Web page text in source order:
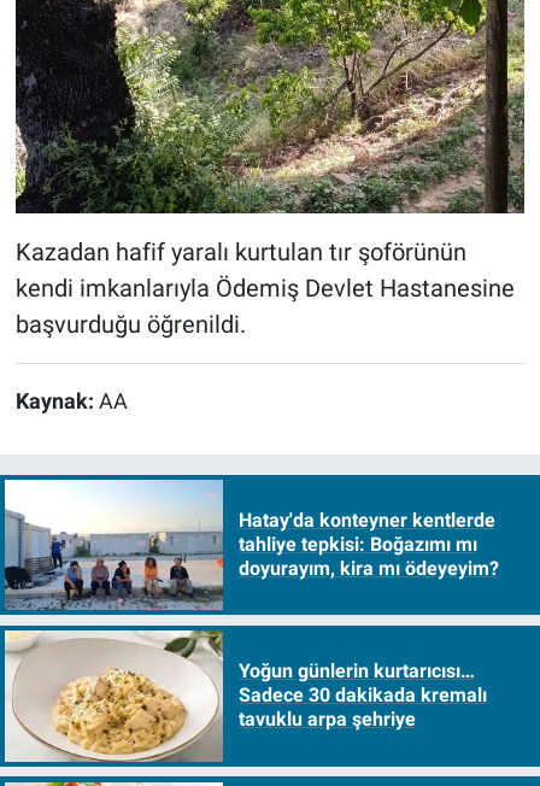
Kazadan hafif yaralı kurtulan tır şoförünün
kendi imkanlarıyla Ödemiş Devlet Hastanesine
başvurduğu öğrenildi.
Kaynak: AA
Hatay'da konteyner kentlerde
tahliye tepkisi: Boğazımı mı
doyurayım, kira mı ödeyeyim?
Yoğun günlerin kurtarıcısı…
Sadece 30 dakikada kremalı
tavuklu arpa şehriye